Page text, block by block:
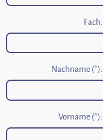
Fach:
Nachname (*):
Vorname (*):